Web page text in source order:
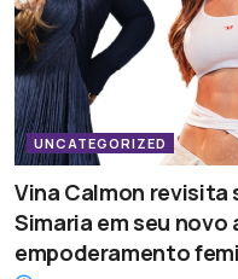
UNCATEGORIZED
Vina Calmon revisita
Simaria em seu
empoderamento